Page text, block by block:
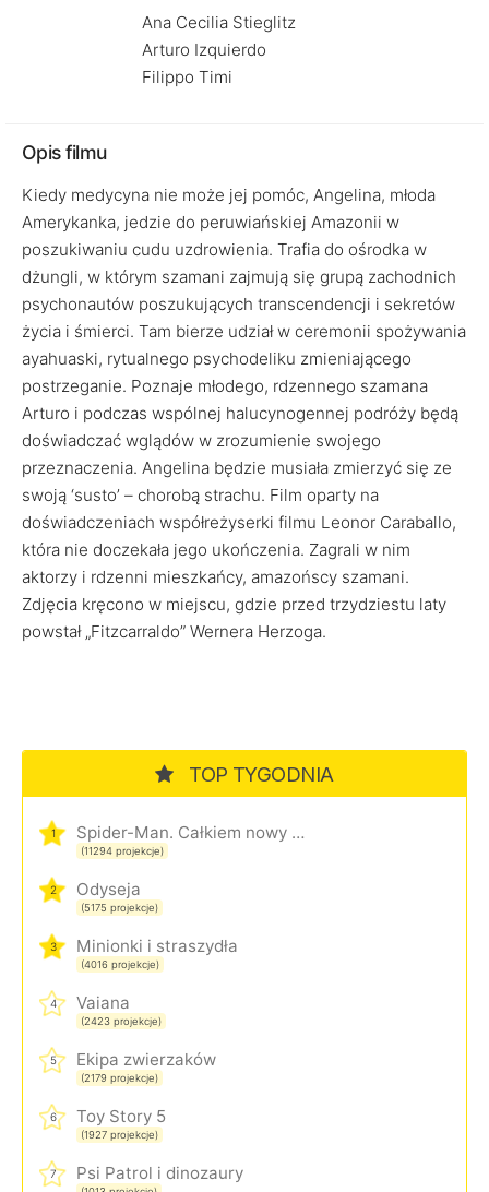
Ana Cecilia Stieglitz
Arturo Izquierdo
Filippo Timi
Opis filmu
Kiedy medycyna nie może jej pomóc, Angelina, młoda
Amerykanka, jedzie do peruwiańskiej Amazonii w
poszukiwaniu cudu uzdrowienia. Trafia do ośrodka w
dżungli, w którym szamani zajmują się grupą zachodnich
psychonautów poszukujących transcendencji i sekretów
życia i śmierci. Tam bierze udział w ceremonii spożywania
ayahuaski, rytualnego psychodeliku zmieniającego
postrzeganie. Poznaje młodego, rdzennego szamana
Arturo i podczas wspólnej halucynogennej podróży będą
doświadczać wglądów w zrozumienie swojego
przeznaczenia. Angelina będzie musiała zmierzyć się ze
swoją ‘susto’ – chorobą strachu. Film oparty na
doświadczeniach współreżyserki filmu Leonor Caraballo,
która nie doczekała jego ukończenia. Zagrali w nim
aktorzy i rdzenni mieszkańcy, amazońscy szamani.
Zdjęcia kręcono w miejscu, gdzie przed trzydziestu laty
powstał „Fitzcarraldo” Wernera Herzoga.
TOP TYGODNIA
1 Spider-Man. Całkiem nowy dzień
(11294 projekcje)
2 Odyseja
(5175 projekcje)
3 Minionki i straszydła
(4016 projekcje)
4 Vaiana
(2423 projekcje)
5 Ekipa zwierzaków
(2179 projekcje)
6 Toy Story 5
(1927 projekcje)
7 Psi Patrol i dinozaury